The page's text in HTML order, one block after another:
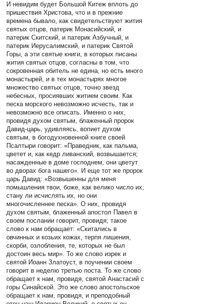
И невидим будет Большой Китеж вплоть до
пришествия Христова, что и в прежние
времена бывало, как свидетельствуют жития
святых отцов, патерик Монасийский, и
патерик Скитский, и патерик Азбучный, и
патерик Иерусалимский, и патерик Святой
Горы, а эти святые книги, в которых писаны
жития святых отцов, согласны в том, что
сокровенная обитель не едина, но есть много
монастырей, и в тех монастырях многое
множество святых отцов, точно звезд
небесных, просиявших житием своим. Как
песка морского невозможно исчесть, так и
невозможно все описать. Именно о них,
провидя духом святым, блаженный пророк
Давид-царь, удивляясь, вопиет духом
святым, в богодухновенной книге своей
Псалтыри говорит: «Праведник, как пальма,
цветет и, как кедр ливанский, возвышается;
насажденные в доме господнем, они цветут
во дворах бога нашего». И еще тот же пророк
царь Давид: «Возвышенны для меня
помышления твои, боже, как велико число их;
стану ли исчислять их, но они
многочисленнее песка». О них, провидя
духом святым, блаженный апостол Павел в
своем послании говорит, провидя; такое
слово к нам обращает: «Скитались в
овчинных и козьих кожах, терпя лишения,
скорби, озлобления, те, которых не был
достоин весь мир». То же слово изрек и
святой Иоанн Златоуст, в поучении своем
говорит в неделю третью поста. То же слово
обращает к нам, провидя, святой Анастасий с
горы Синайской. Это же слово апостольское
обращает к нам, провидя, и преподобный